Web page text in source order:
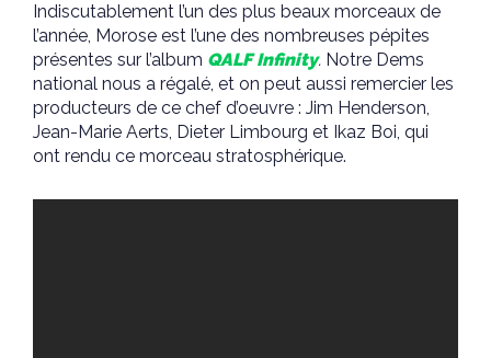
Indiscutablement l’un des plus beaux morceaux de
l’année, Morose est l’une des nombreuses pépites
présentes sur l’album QALF Infinity. Notre Dems
national nous a régalé, et on peut aussi remercier les
producteurs de ce chef d’oeuvre : Jim Henderson,
Jean-Marie Aerts, Dieter Limbourg et Ikaz Boi, qui
ont rendu ce morceau stratosphérique.